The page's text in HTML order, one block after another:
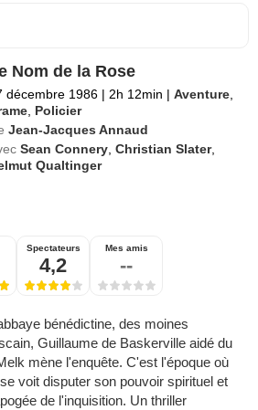
Nom de la Rose
décembre 1986 | 2h 12min | Aventure,
, Policier
Jean-Jacques Annaud
Sean Connery,Christian Slater,
Qualtinger
Spectateurs
4,2
Mes amis
--
bénédictine, des moines
Guillaume de Baskerville aidé du
mène l'enquête. C'est l'époque où
voit disputer son pouvoir spirituel et
de l'inquisition. Un thriller